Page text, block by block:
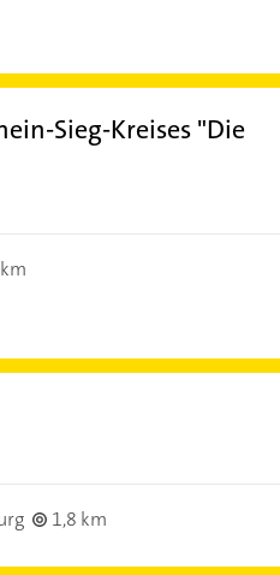
Sieg-Kreises "Die
1,8 km